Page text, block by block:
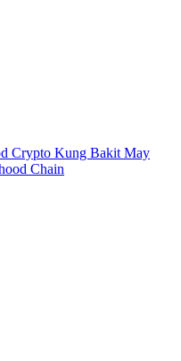
Crypto Kung Bakit May
Chain